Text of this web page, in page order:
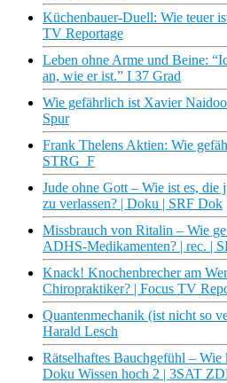
Küchenbauer-Duell: Wie teuer
TV Reportage
Leben ohne Arme und Beine:
an, wie er ist.” I 37 Grad
Wie gefährlich ist Xavier
Spur
Frank Thelens Aktien: Wie
STRG_F
Jude ohne Gott – Wie ist es,
zu verlassen? | Doku | SRF Dok
Missbrauch von Ritalin – Wie
ADHS-Medikamenten? | rec. |
Knack! Knochenbrecher am
Chiropraktiker? | Focus TV
Quantenmechanik (ist nicht so
Harald Lesch
Rätselhaftes Bauchgefühl –
Doku Wissen hoch 2 | 3SAT